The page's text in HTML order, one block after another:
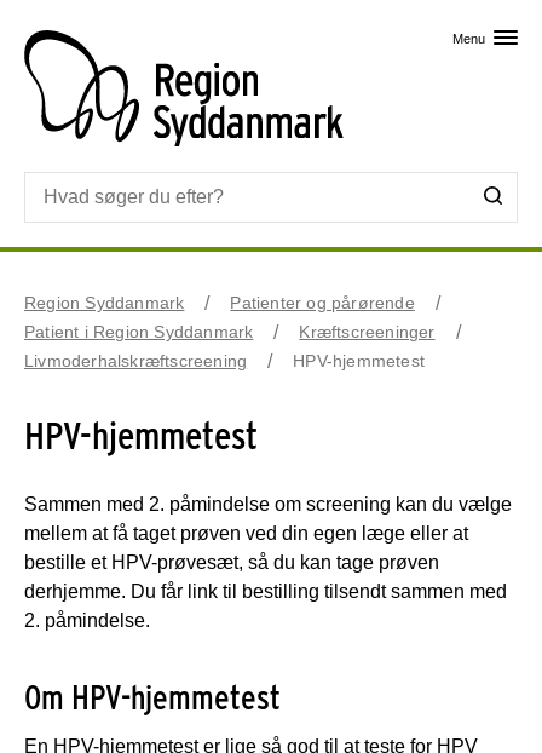
Menu
Region Syddanmark
Patienter og pårørende
Patient i Region Syddanmark
Kræftscreeninger
Livmoderhalskræftscreening
HPV-hjemmetest
HPV-hjemmetest
Sammen med 2. påmindelse om screening kan du vælge
mellem at få taget prøven ved din egen læge eller at
bestille et HPV-prøvesæt, så du kan tage prøven
derhjemme. Du får link til bestilling tilsendt sammen med
2. påmindelse.
Om HPV-hjemmetest
En HPV-hjemmetest er lige så god til at teste for HPV